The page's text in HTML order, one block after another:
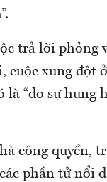
trả lời phỏng
cuộc xung
là “do sự
công quyền,
phần tử nổi